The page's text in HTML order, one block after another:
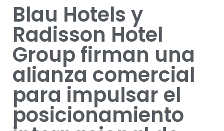
Blau Hotels y
Radisson Hotel
Group firman una
alianza comercial
para impulsar el
posicionamiento